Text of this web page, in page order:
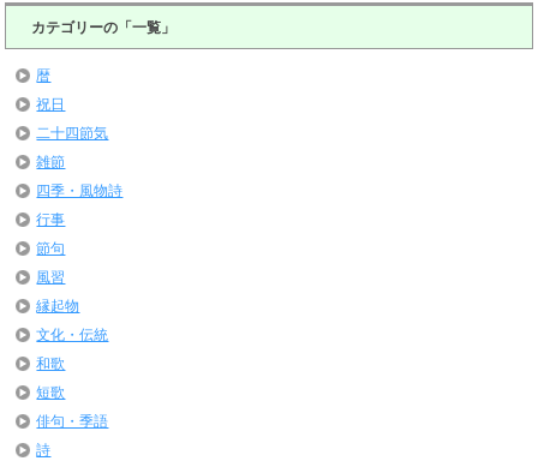
カテゴリーの「一覧」
暦
祝日
二十四節気
雑節
四季・風物詩
行事
節句
風習
縁起物
文化・伝統
和歌
短歌
俳句・季語
詩